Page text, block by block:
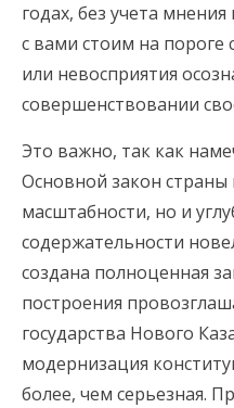
годах, без учета
с вами стоим на пороге
или невосприятия
совершенствовании
Это важно, так как
Основной закон страны
масштабности, но и
содержательности
создана полноценная
построения
государства Нового
модернизация
более, чем серьезная.